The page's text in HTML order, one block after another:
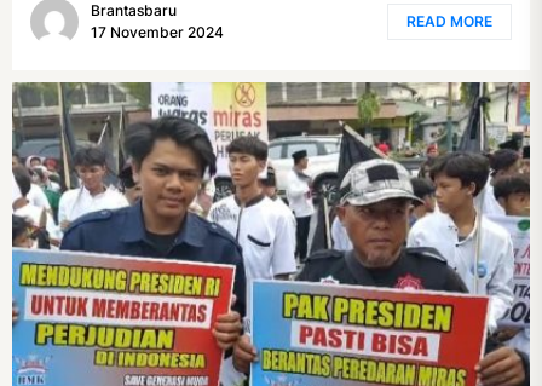
Brantasbaru
17 November 2024
READ MORE